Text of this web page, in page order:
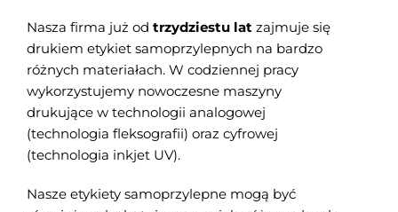
Nasza firma już od trzydziestu lat zajmuje się
drukiem etykiet samoprzylepnych na bardzo
różnych materiałach. W codziennej pracy
wykorzystujemy nowoczesne maszyny
drukujące w technologii analogowej
(technologia fleksografii) oraz cyfrowej
(technologia inkjet UV).
Nasze etykiety samoprzylepne mogą być